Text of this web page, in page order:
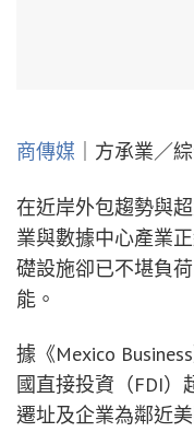
商傳媒 ｜方承業／
在近岸外包趨勢與
業與數據中心產業
礎設施卻已不堪負
能。
據《Mexico
國直接投資（FDI）
遷址及企業為鄰近